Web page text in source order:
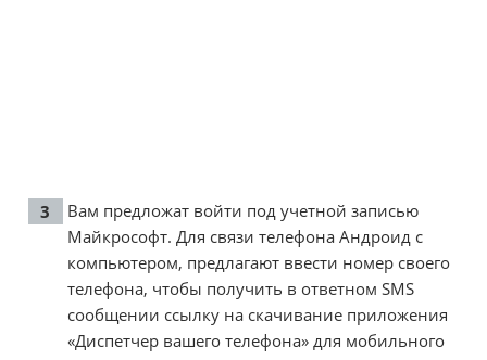
Вам предложат войти под учетной записью
Майкрософт. Для связи телефона Андроид с
компьютером, предлагают ввести номер своего
телефона, чтобы получить в ответном SMS
сообщении ссылку на скачивание приложения
«Диспетчер вашего телефона» для мобильного